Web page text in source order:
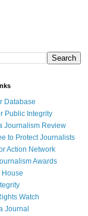
Database
Public Integrity
Journalism Review
to Protect Journalists
Action Network
Awards
House
Watch
Journal